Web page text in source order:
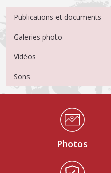
Menu Médiathèque
Publications et documents
Galeries photo
Vidéos
Sons
Médiathèque Footer
Photos